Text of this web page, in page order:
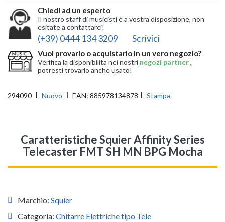
Chiedi ad un esperto
Il nostro staff di musicisti è a vostra disposizione, non
esitate a contattarci!
(+39) 0444 134 3209 Scrivici
Vuoi provarlo o acquistarlo in un vero negozio?
Verifica la disponibilita nei nostri negozi partner,
potresti trovarlo anche usato!
294090 Nuovo EAN: 885978134878 Stampa
Caratteristiche Squier Affinity Series
Telecaster FMT SH MN BPG Mocha
Marchio: Squier
Categoria: Chitarre Elettriche tipo Tele